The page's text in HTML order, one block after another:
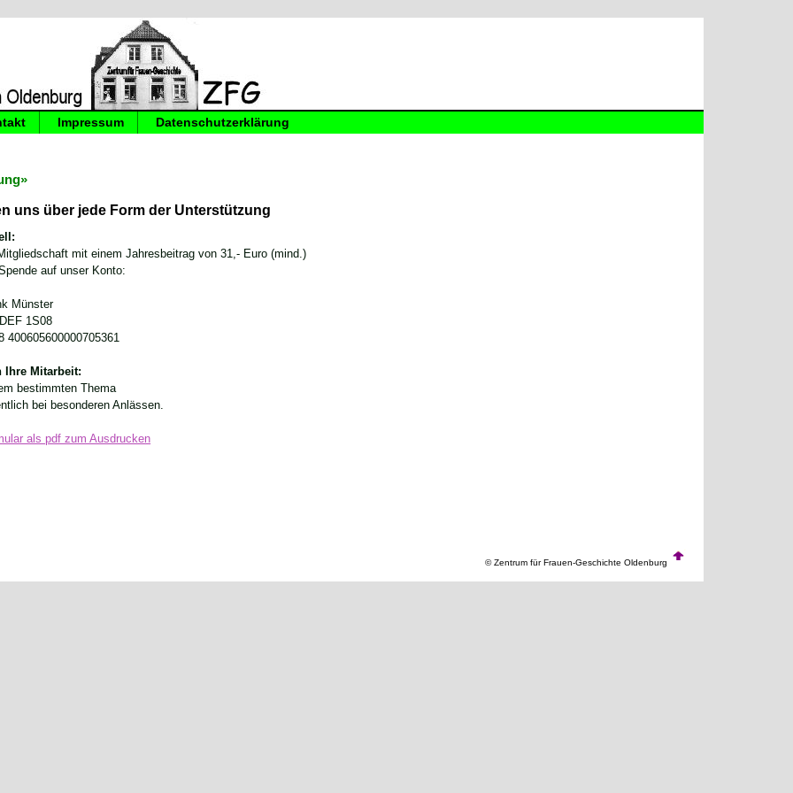
Impressum Datenschutzerklärung
uns über jede Form der Unterstützung
mit einem Jahresbeitrag von 31,- Euro (mind.)
auf unser Konto:
Münster
1S08
400605600000705361
Ihre Mitarbeit:
bestimmten Thema
bei besonderen Anlässen.
als pdf zum Ausdrucken
© Zentrum für Frauen-Geschichte Oldenburg